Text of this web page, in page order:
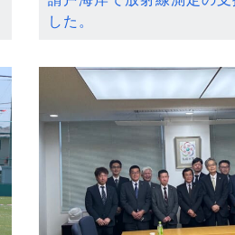
した。